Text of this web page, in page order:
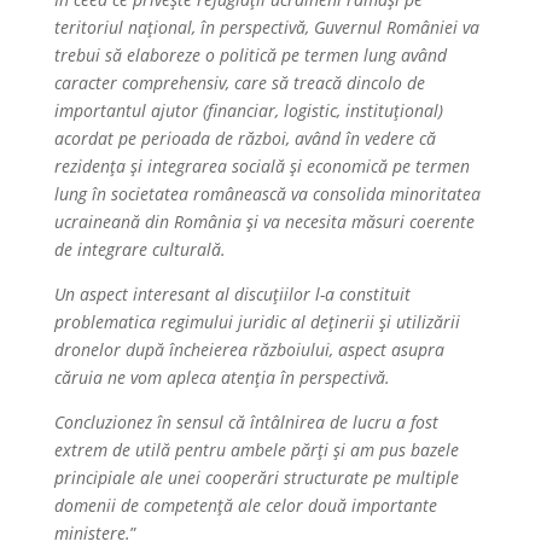
teritoriul național, în perspectivă, Guvernul României va
trebui să elaboreze o politică pe termen lung având
caracter comprehensiv, care să treacă dincolo de
importantul ajutor (financiar, logistic, instituțional)
acordat pe perioada de război, având în vedere că
rezidența și integrarea socială și economică pe termen
lung în societatea românească va consolida minoritatea
ucraineană din România și va necesita măsuri coerente
de integrare culturală.
Un aspect interesant al discuțiilor l-a constituit
problematica regimului juridic al deținerii și utilizării
dronelor după încheierea războiului, aspect asupra
căruia ne vom apleca atenția în perspectivă.
Concluzionez în sensul că întâlnirea de lucru a fost
extrem de utilă pentru ambele părți și am pus bazele
principiale ale unei cooperări structurate pe multiple
domenii de competență ale celor două importante
ministere.”